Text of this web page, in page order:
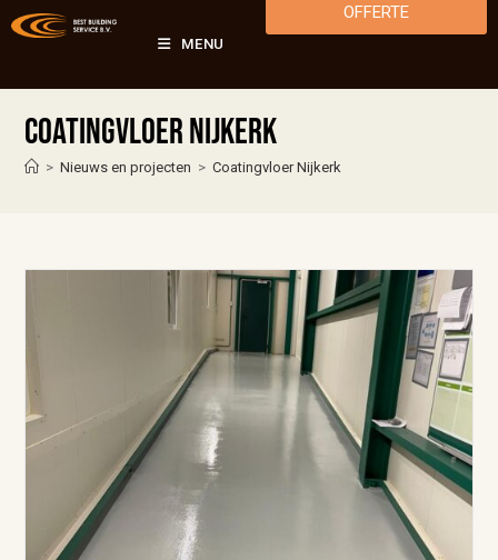
MENU
OFFERTE
Coatingvloer Nijkerk
> Nieuws en projecten > Coatingvloer Nijkerk